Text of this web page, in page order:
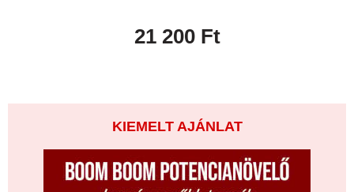
21 200 Ft
KIEMELT AJÁNLAT